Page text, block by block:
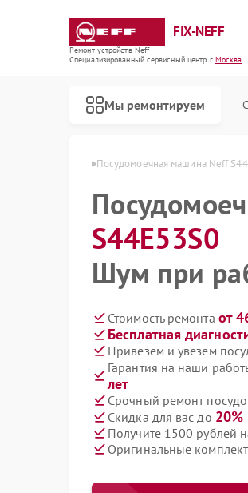
FIX-NEFF
Ремонт устройств Neff
Специализированный cервисный центр г.Москва
Мы ремонтируем
Посудомоечная машина Neff
S44E53S0
Шум при
Стоимость ремонта от
Бесплатная
Привезем и увезем
Гарантия на наши
лет
Срочный ремонт
Скидка для вас до 20%
Получите 1500 рублей
Оригинальные